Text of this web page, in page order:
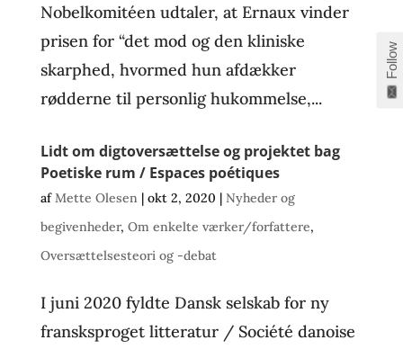
Nobelkomitéen udtaler, at Ernaux vinder
prisen for “det mod og den kliniske
skarphed, hvormed hun afdækker
rødderne til personlig hukommelse,...
Lidt om digtoversættelse og projektet bag
Poetiske rum / Espaces poétiques
afMette Olesen| okt 2, 2020 | Nyheder og
begivenheder, Om enkelte værker/forfattere,
Oversættelsesteori og -debat
I juni 2020 fyldte Dansk selskab for ny
fransksproget litteratur / Société danoise
Follow